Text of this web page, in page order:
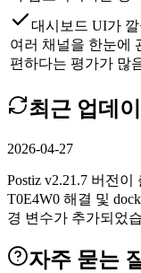
대시보드 UI가 깔
여러 채널을 한눈에
편하다는 평가가 많
최근 업데
2026-04-27
Postiz v2.21.7 버전
T0E4W0 해결 및
경 변수가 추가되었
자주 묻는